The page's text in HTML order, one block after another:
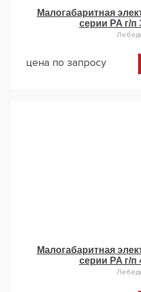
Малогабаритная
серии PA г/п
цена по запросу
Малогабаритная
серии PA г/п